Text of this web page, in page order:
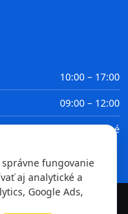
10:00 – 17:00
09:00 – 12:00
Zatvorené
GDPR
vyhradené
fungovanie
aj analytické a
Google Ads,